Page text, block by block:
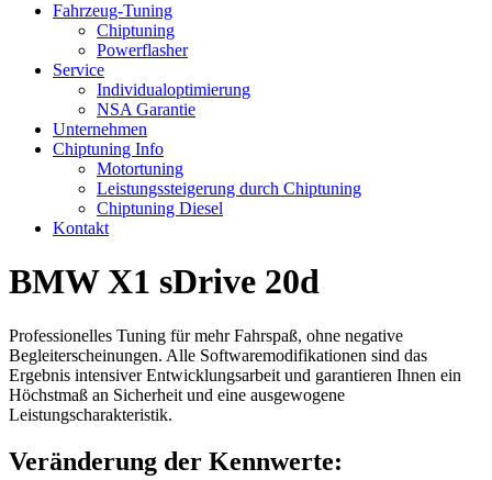
Fahrzeug-Tuning
Chiptuning
Powerflasher
Service
Individualoptimierung
NSA Garantie
Unternehmen
Chiptuning Info
Motortuning
Leistungssteigerung durch Chiptuning
Chiptuning Diesel
Kontakt
BMW X1 sDrive 20d
Professionelles Tuning für mehr Fahrspaß, ohne negative
Begleiterscheinungen. Alle Softwaremodifikationen sind das
Ergebnis intensiver Entwicklungsarbeit und garantieren Ihnen ein
Höchstmaß an Sicherheit und eine ausgewogene
Leistungscharakteristik.
Veränderung der Kennwerte: